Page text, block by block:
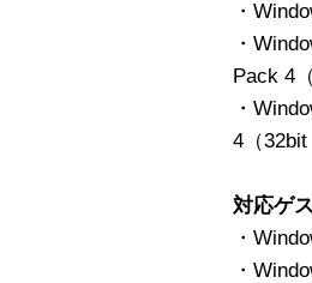
・
・
Pack 4
・
4（32bit
対応ゲ
・
・